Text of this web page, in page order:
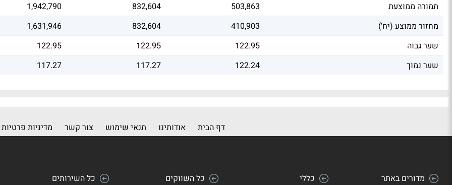
תמורה ממוצעת 503,863
832,604
1,942,790
מחזור ממוצע (יח')
410,903
832,604
1,631,946
שער גבוה
122.95
122.95
122.95
שער נמוך
122.24
117.27
117.27
דף הבית אודותינו תנאי שימוש צור קשר מדיניות פרטיות
מדורים באתר כללי כל השווקים כל השירותים